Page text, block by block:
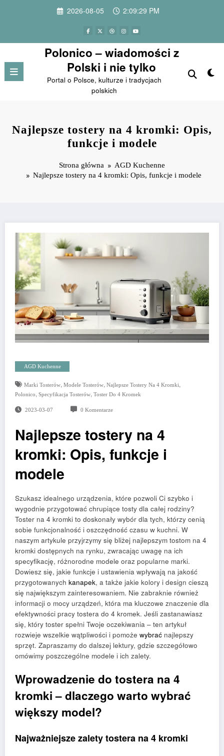
2026-08-05 2:09:30 PM
Polonico – wiadomości z
Polski i nie tylko
Portal o Polsce, kulturze i tradycjach
polskich
Najlepsze tostery na 4 kromki: Opis,
funkcje i modele
Strona główna
AGD Kuchenne
Najlepsze tostery na 4 kromki: Opis, funkcje i modele
AGD Kuchenne
Marki Tosterów, Modele Tosterów, Najlepsze Tostery Na 4 Kromki,
Polonico, Specyfikacja Tosterów, Toster Do 4 Kromek
2023-03-07 0 Komentarze
Najlepsze tostery na 4
kromki: Opis, funkcje i
modele
Szukasz idealnego urządzenia, które pozwoli Ci szybko i
wygodnie przygotować chrupiące tosty dla całej rodziny?
Toster na 4 kromki to doskonały wybór dla tych, którzy cenią
sobie funkcjonalność i oszczędność czasu w kuchni. W
naszym artykule przyjrzymy się bliżej najlepszym tostom na 4
kromki dostępnych na rynku, zwracając uwagę na ich
specyfikację, różnorodne modele oraz popularne marki.
Dowiesz się, jakie funkcje i ustawienia wpływają na jakość
przygotowanych kanapek, a także jakie kolory i design cieszą
się największym zainteresowaniem. Nie zabraknie również
informacji o mocy urządzeń, która ma kluczowe znaczenie dla
efektywności pracy tostera do 4 kromek. Jeśli zastanawiasz
się, który toster spełni Twoje oczekiwania – ten artykuł
rozwieje wszelkie wątpliwości i pomoże wybrać najlepszy
sprzęt. Zapraszamy do dalszej lektury, gdzie szczegółowo
omówimy poszczególne modele i ich zalety.
Wprowadzenie do tostera na 4
kromki – dlaczego warto wybrać
większy model?
Najważniejsze zalety tostera na 4 kromki